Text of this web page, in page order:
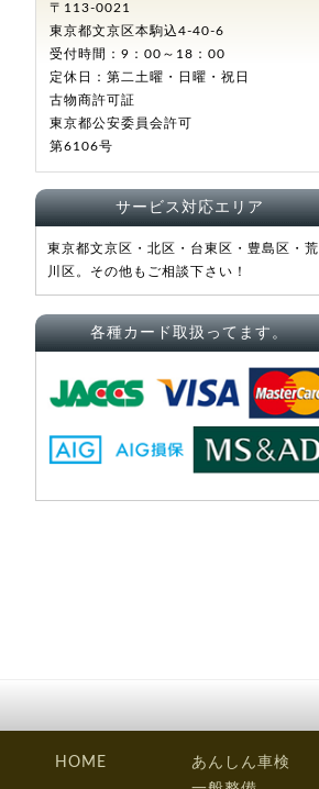
〒113-0021
東京都文京区本駒込4-40-6
受付時間：9：00～18：00
定休日：第二土曜・日曜・祝日
古物商許可証
東京都公安委員会許可
第6106号
サービス対応エリア
東京都文京区・北区・台東区・豊島区・荒
川区。その他もご相談下さい！
各種カード取扱ってます。
HOME
あんしん車検